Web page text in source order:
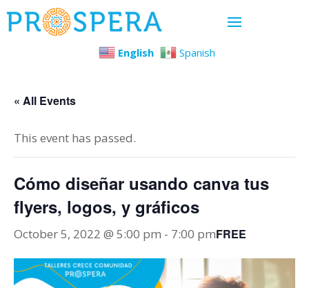
English Spanish
« All Events
This event has passed.
Cómo diseñar usando canva tus
flyers, logos, y gráficos
October 5, 2022 @ 5:00 pm - 7:00 pmFREE